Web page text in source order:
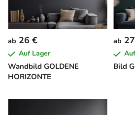
e
d
e
r
P
r
d
Wandbild GOLDENE
HORIZONTE
ab 26 €
Auf Lager
Bild
ab